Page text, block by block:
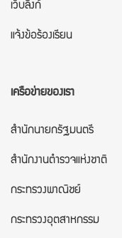
เว็บลิงก์
แจ้งข้อร้องเรียน
เครือข่ายของเรา
สำนักนายกรัฐมนตรี
สำนักงานตำรวจแห่งชาติ
กระทรวงพาณิชย์
กระทรวงอุตสาหกรรม